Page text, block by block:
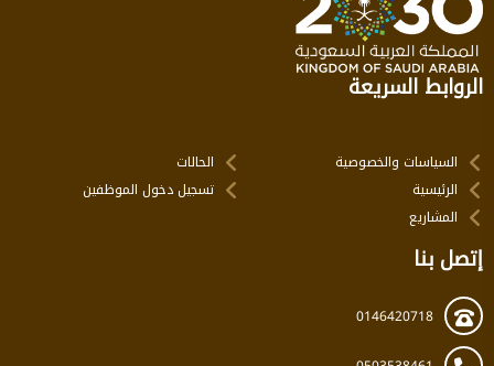
الروابط السريعة
السياسات والخصوصية
الرئيسية
المشاريع
الحالات
تسجيل دخول الموظفين
إتصل بنا
0146420718